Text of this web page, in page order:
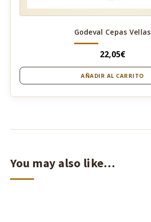
Godeval Cepas Vellas
22,05€
AÑADIR AL CARRITO
You may also like…